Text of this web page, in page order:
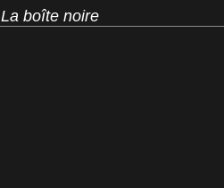
La boîte noire